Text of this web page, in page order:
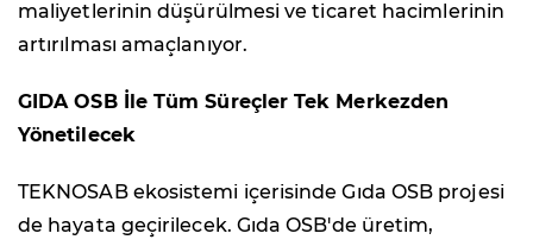
maliyetlerinin düşürülmesi ve ticaret hacimlerinin
artırılması amaçlanıyor.
GIDA OSB İle Tüm Süreçler Tek Merkezden
Yönetilecek
TEKNOSAB ekosistemi içerisinde Gıda OSB projesi
de hayata geçirilecek. Gıda OSB'de üretim,